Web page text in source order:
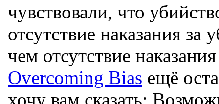
чувствовали, что
отсутствие наказания
чем отсутствие
Overcoming Bias ещё
хочу вам сказать: